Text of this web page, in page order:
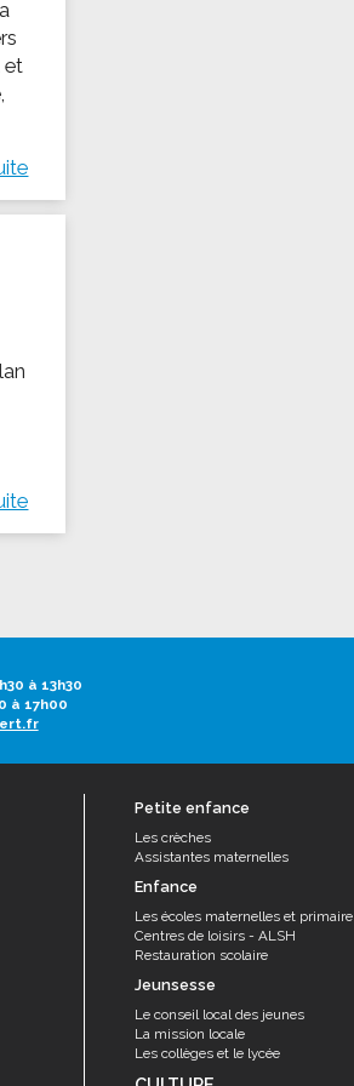
et
à 13h30
à 17h00
Petite enfance
Les crèches
Assistantes maternelles
Enfance
Les écoles maternelles et primaire
Centres de loisirs - ALSH
Restauration scolaire
Jeunsesse
Le conseil local des jeunes
La mission locale
Les collèges et le lycée